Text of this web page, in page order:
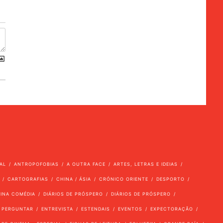
ANTROPOFOBIAS A OUTRA FACE ARTES, LETRAS E IDEIAS
CARTOGRAFIAS CHINA / ÁSIA CRÓNICO ORIENTE DESPORTO
COMÉDIA DIÁRIOS DE PRÓSPERO DIÁRIOS DE PRÓSPERO
ENTREVISTA ESTENDAIS EVENTOS EXPECTORAÇÃO